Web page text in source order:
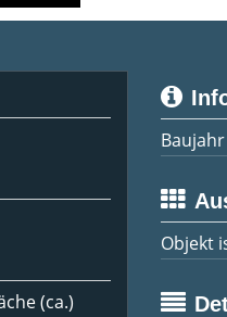
(ca.)
Baujahr
Objekt